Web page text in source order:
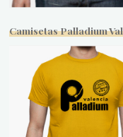
Camisetas Palladium